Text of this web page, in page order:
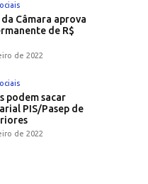
Câmara aprova
de R$
de 2022
podem sacar
PIS/Pasep de
de 2022